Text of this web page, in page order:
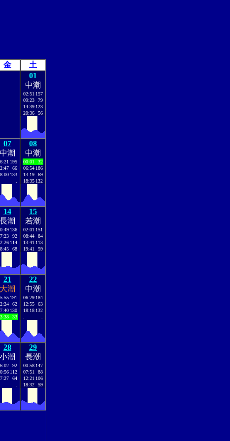
金 土
01
中潮
02:51 157
09:23
79
14:39 123
20:36
56
07
中潮
195
66
133
08
中潮
00:01
32
06:54 186
13:19
69
18:35 132
14
長潮
136
92
114
68
15
若潮
02:01 151
08:44
84
13:41 113
19:41
59
21
大潮
191
62
130
33
22
中潮
06:29 184
12:55
63
18:18 132
28
小潮
92
112
64
29
長潮
00:58 147
07:51
88
12:21 106
18:32
59